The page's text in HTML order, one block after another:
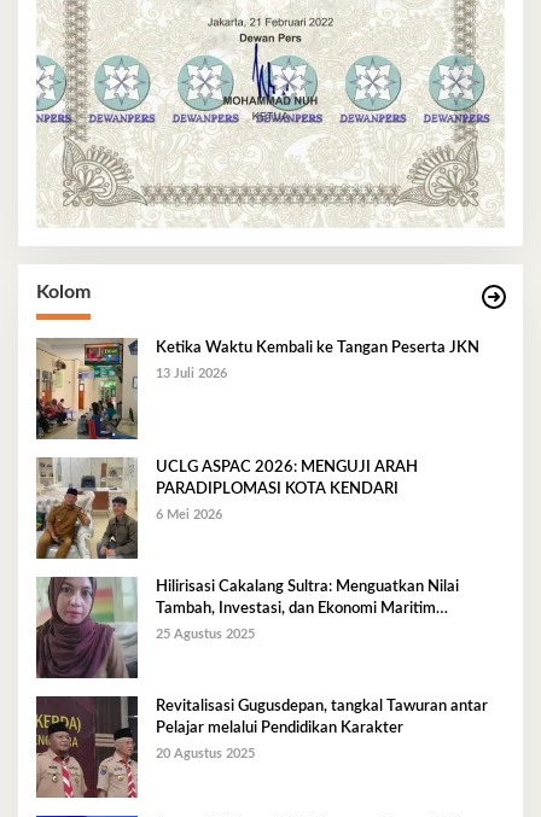
Kolom
Ketika Waktu Kembali ke Tangan Peserta JKN
13 Juli 2026
UCLG ASPAC 2026: MENGUJI ARAH
PARADIPLOMASI KOTA KENDARI
6 Mei 2026
Hilirisasi Cakalang Sultra: Menguatkan Nilai
Tambah, Investasi, dan Ekonomi Maritim
Berkelanjutan
25 Agustus 2025
Revitalisasi Gugusdepan, tangkal Tawuran antar
Pelajar melalui Pendidikan Karakter
20 Agustus 2025